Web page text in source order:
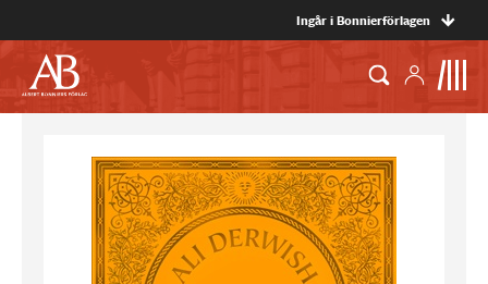
Ingår i Bonnierförlagen